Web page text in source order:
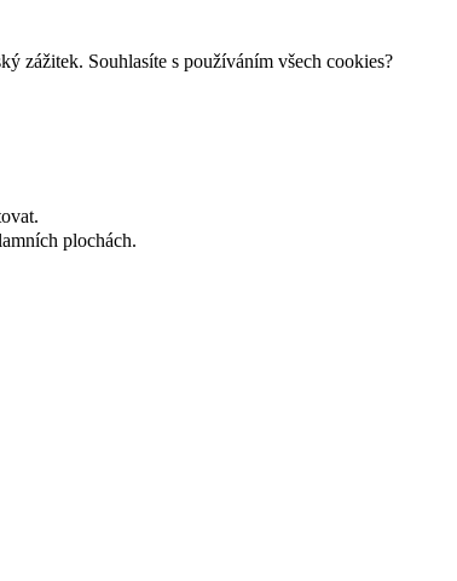
zážitek. Souhlasíte s používáním všech cookies?
plochách.